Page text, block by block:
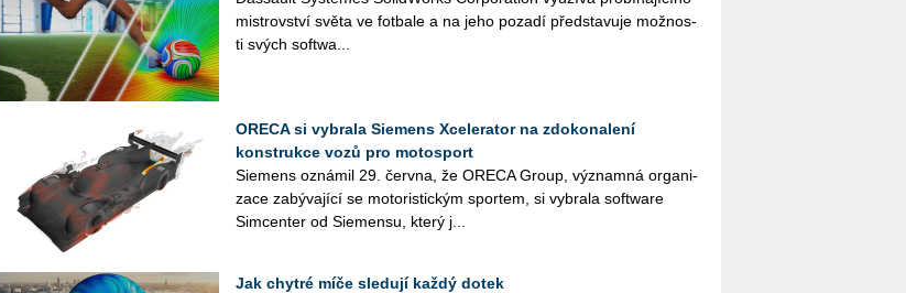
mi­s­trov­ství světa ve fot­ba­le a na jeho po­za­dí před­sta­vu­je mož­nos­
ti svých soft­wa­...
ORECA si vybrala Siemens Xcelerator na zdokonalení
konstrukce vozů pro motosport
Sie­mens ozná­mil 29. červ­na, že ORE­CA Group, vý­znam­ná or­ga­ni­
za­ce za­bý­va­jí­cí se mo­to­ris­tic­kým spor­tem, si vy­bra­la soft­ware
Sim­cen­ter od Sie­men­su, který j...
Jak chytré míče sledují každý dotek